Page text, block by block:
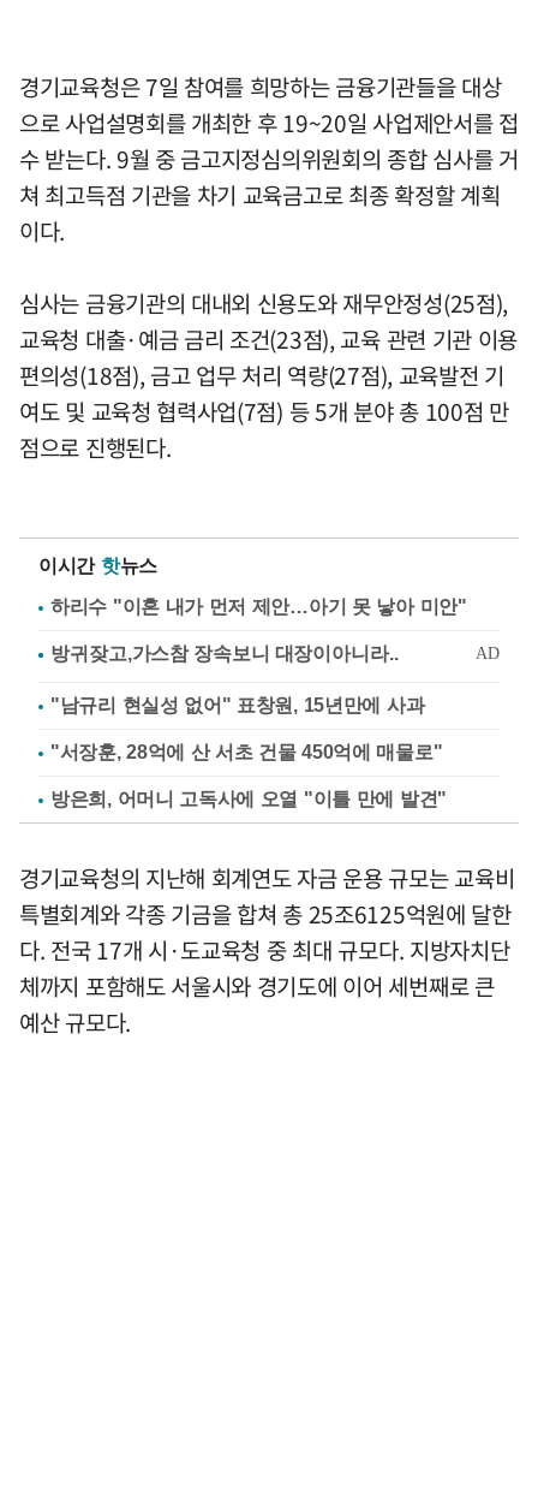
경기교육청은 7일 참여를 희망하는 금융기관들을 대상
으로 사업설명회를 개최한 후 19~20일 사업제안서를 접
수 받는다. 9월 중 금고지정심의위원회의 종합 심사를 거
쳐 최고득점 기관을 차기 교육금고로 최종 확정할 계획
이다.
심사는 금융기관의 대내외 신용도와 재무안정성(25점),
교육청 대출·예금 금리 조건(23점), 교육 관련 기관 이용
편의성(18점), 금고 업무 처리 역량(27점), 교육발전 기
여도 및 교육청 협력사업(7점) 등 5개 분야 총 100점 만
점으로 진행된다.
이시간 핫뉴스
하리수 "이혼 내가 먼저 제안…아기 못 낳아 미안"
"남규리 현실성 없어" 표창원, 15년만에 사과
"서장훈, 28억에 산 서초 건물 450억에 매물로"
방은희, 어머니 고독사에 오열 "이틀 만에 발견"
경기교육청의 지난해 회계연도 자금 운용 규모는 교육비
특별회계와 각종 기금을 합쳐 총 25조6125억원에 달한
다. 전국 17개 시·도교육청 중 최대 규모다. 지방자치단
체까지 포함해도 서울시와 경기도에 이어 세번째로 큰
예산 규모다.